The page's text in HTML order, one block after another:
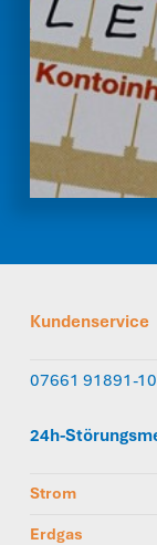
Kundenservice
07661 91891-10
24h-
Strom
Erdgas